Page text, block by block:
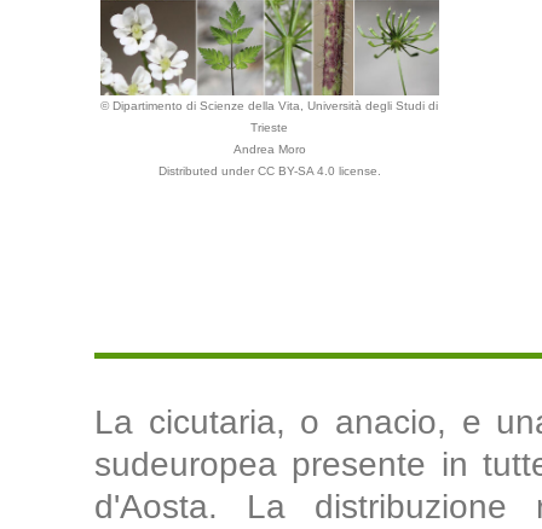
© Dipartimento di Scienze della Vita, Università degli Studi di
Trieste
Andrea Moro
Distributed under CC BY-SA 4.0 license.
La cicutaria, o anacio, e
sudeuropea presente in
d'Aosta. La